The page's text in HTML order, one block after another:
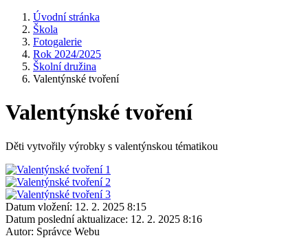
Úvodní stránka
Škola
Fotogalerie
Rok 2024/2025
Školní družina
Valentýnské tvoření
Valentýnské tvoření
Děti vytvořily výrobky s valentýnskou tématikou
Datum vložení: 12. 2. 2025 8:15
Datum poslední aktualizace: 12. 2. 2025 8:16
Autor: Správce Webu